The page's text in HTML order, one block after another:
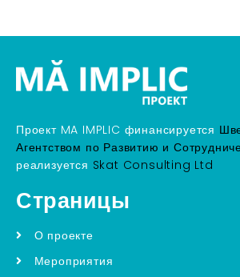
Проект MA IMPLIC финансируется
Агентством по Развитию и
реализуется Skat Consulting Ltd
Страницы
О проекте
Мероприятия